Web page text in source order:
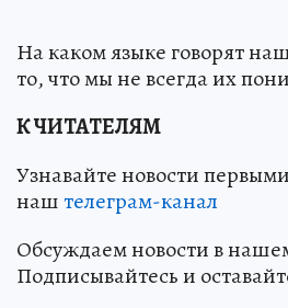
На каком языке говорят
то, что мы не всегда их
К ЧИТАТЕЛЯМ
Узнавайте новости
наштелеграм-канал
Обсуждаем новости в
Подписывайтесь и